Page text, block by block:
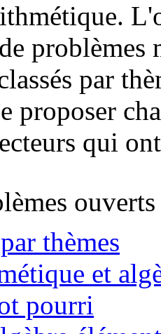
problèmes
par
proposer
qui
ouverts
thèmes
et
pourri